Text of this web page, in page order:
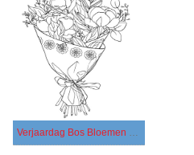
Verjaardag Bos Bloemen afbeelding